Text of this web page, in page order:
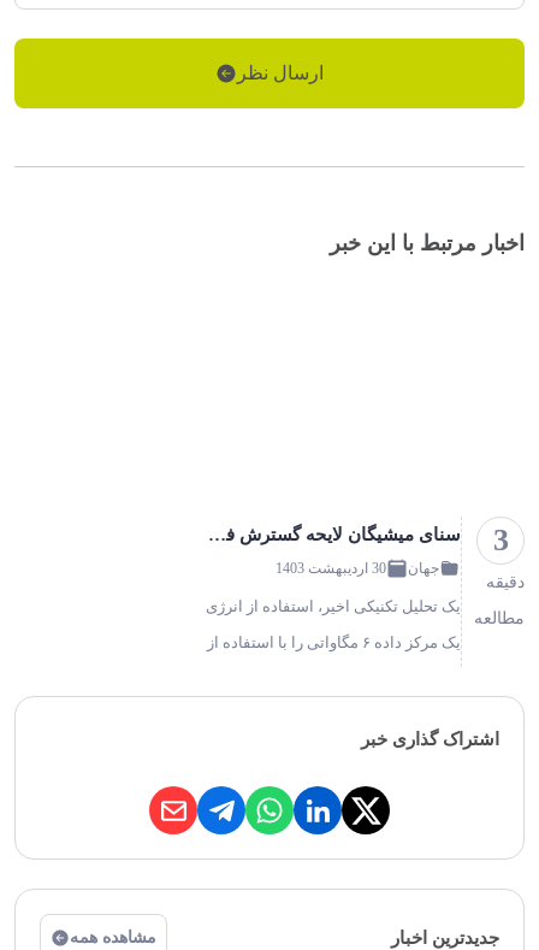
ارسال نظر
اخبار مرتبط با این خبر
3
دقیقه
مطالعه
سنای میشیگان لایحه گسترش فروش و استفاده از معافیت های مالیاتی مرکز داده را تصویب کرد نتایج سه ماهه اول 2024
جهان 30 اردیبهشت 1403
یک تحلیل تکنیکی اخیر، استفاده از انرژی
یک مرکز داده ۶ مگاواتی را با استفاده از
قطعات و کار نتیجه می گیرد که استفاده
اشتراک گذاری خبر
جدیدترین اخبار مشاهده همه